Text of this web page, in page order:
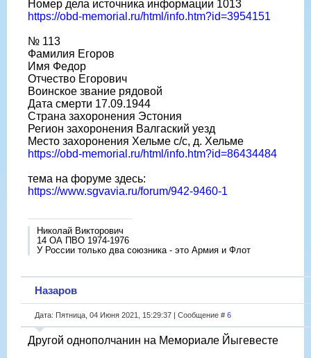
Номер дела источника информации 1013
https://obd-memorial.ru/html/info.htm?id=3954151
№ 113
Фамилия Егоров
Имя Федор
Отчество Егорович
Воинское звание рядовой
Дата смерти 17.09.1944
Страна захоронения Эстония
Регион захоронения Валгаский уезд
Место захоронения Хельме с/с, д. Хельме
https://obd-memorial.ru/html/info.htm?id=86434484
тема на форуме здесь:
https://www.sgvavia.ru/forum/942-9460-1
Николай Викторович
14 ОА ПВО 1974-1976
У России только два союзника - это Армия и Флот
Назаров
Дата: Пятница, 04 Июня 2021, 15:29:37 | Сообщение # 6
Другой однополчанин на Мемориале Йыгевесте